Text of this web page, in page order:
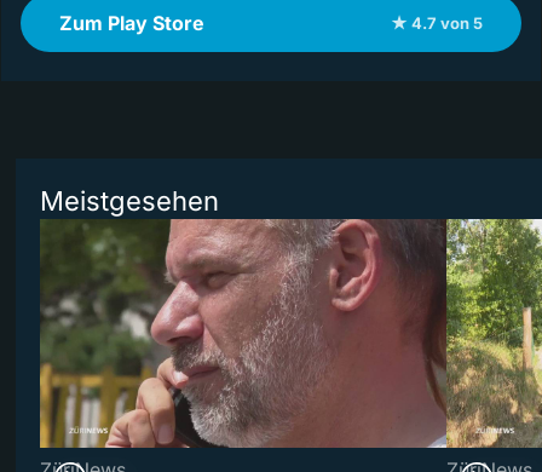
Zum Play Store ★ 4.7 von 5
Meistgesehen